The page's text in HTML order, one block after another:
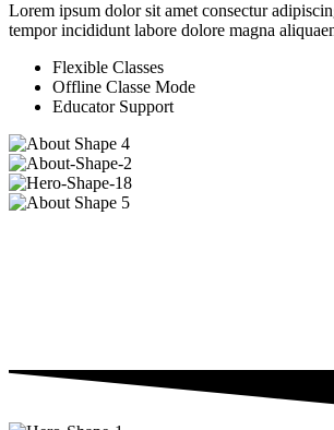
Lorem ipsum dolor sit amet consectur
tempor incididunt labore dolore magna
Flexible Classes
Offline Classe Mode
Educator Support